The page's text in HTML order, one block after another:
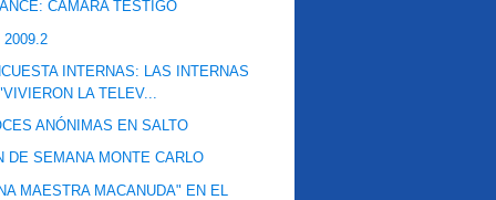
CÁMARA TESTIGO
2009.2
INTERNAS: LAS INTERNAS
LA TELEV...
ANÓNIMAS EN SALTO
DE SEMANA MONTE CARLO
MAESTRA MACANUDA" EN EL